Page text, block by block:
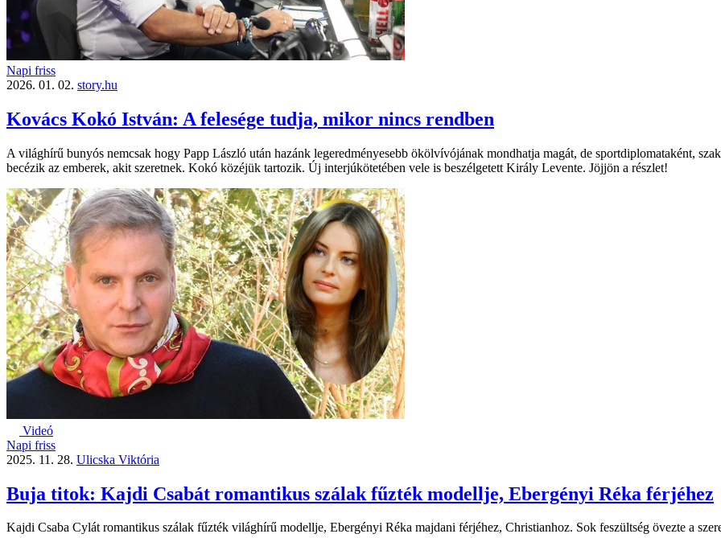
Napi friss
2026. 01. 02. story.hu
Kovács Kokó István: A felesége tudja, mikor nincs rendben
A világhírű bunyós nemcsak hogy Papp László után hazánk legeredményesebb ökölvívójának mondhatja magát, de sportdiplomataként,
becézik az emberek, akit szeretnek. Kokó közéjük tartozik. Új interjúkötetében vele is beszélgetett Király Levente. Jöjjön a részlet!
Videó
Napi friss
2025. 11. 28. Ulicska Viktória
Buja titok: Kajdi Csabát romantikus szálak fűzték modellje, Ebergényi Réka férjéhez
Kajdi Csaba Cylát romantikus szálak fűzték világhírű modellje, Ebergényi Réka majdani férjéhez, Christianhoz. Sok feszültség övezte a